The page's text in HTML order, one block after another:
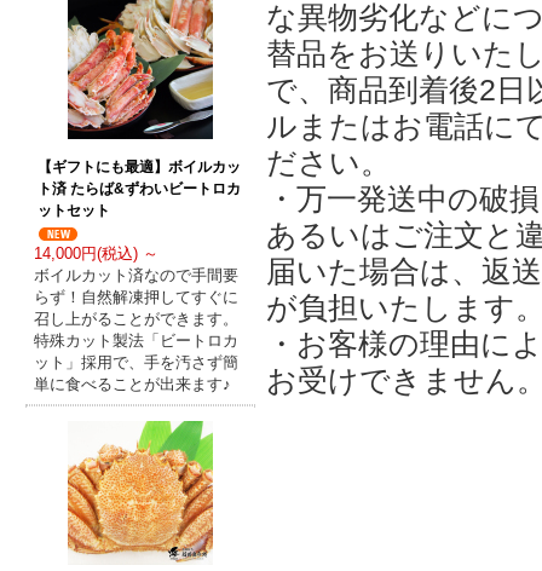
【ギフトにも最適】ボイルカッ
ト済 たらば&ずわいビートロカ
ットセット
14,000円(税込) ～
ボイルカット済なので手間要
らず！自然解凍押してすぐに
召し上がることができます。
特殊カット製法「ビートロカ
ット」採用で、手を汚さず簡
単に食べることが出来ます♪
な異物劣化などに
替品をお送りいた
で、商品到着後2日
ルまたはお電話に
ださい。
・万一発送中の破
あるいはご注文と
届いた場合は、返
が負担いたします
・お客様の理由に
お受けできません